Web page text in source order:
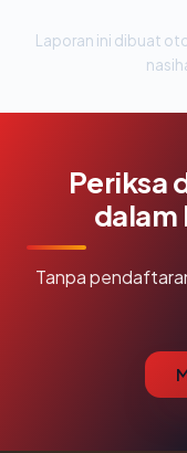
Laporan ini dibuat
Periksa
Tanpa